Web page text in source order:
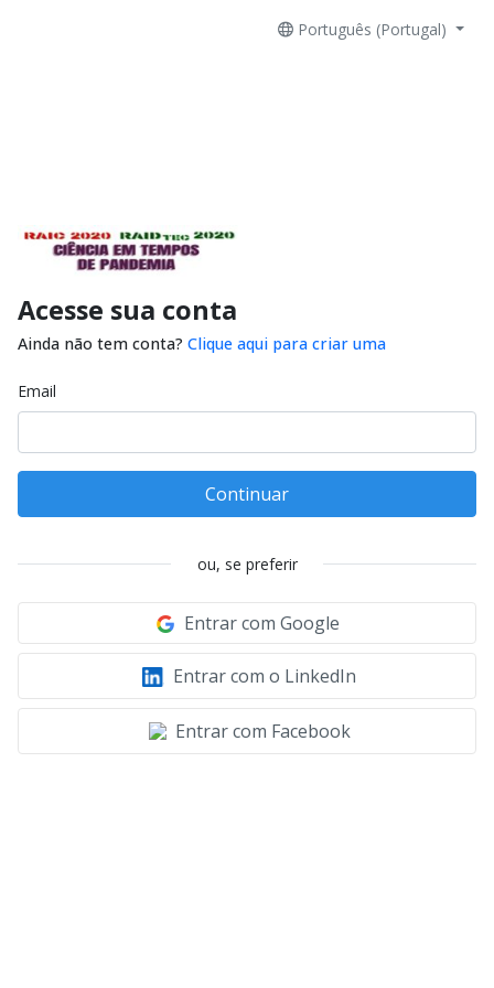
Português (Portugal)
Acesse sua conta
Ainda não tem conta? Clique aqui para criar uma
Email
Continuar
ou, se preferir
Entrar com Google
Entrar com o LinkedIn
Entrar com Facebook